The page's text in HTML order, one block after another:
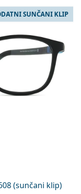
(sunčani klip)
SUNČANI KLIP